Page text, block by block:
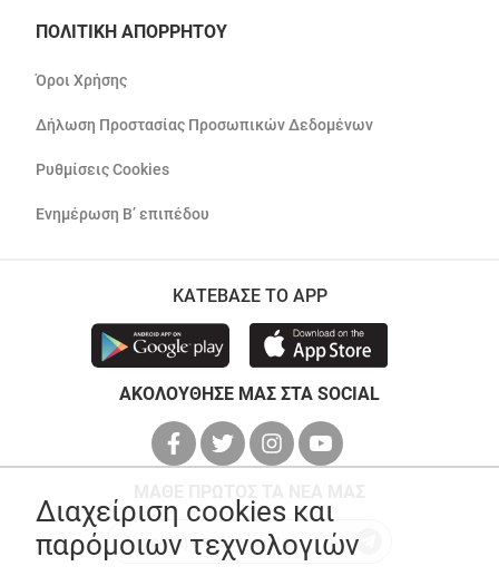
ΠΟΛΙΤΙΚΗ ΑΠΟΡΡΗΤΟΥ
Όροι Χρήσης
Δήλωση Προστασίας Προσωπικών Δεδομένων
Ρυθμίσεις Cookies
Ενημέρωση Β’ επιπέδου
ΚΑΤΕΒΑΣΕ ΤΟ APP
ΑΚΟΛΟΥΘΗΣΕ ΜΑΣ ΣΤΑ SOCIAL
Διαχείριση cookies και
παρόμοιων τεχνολογιών